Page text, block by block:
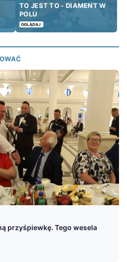
TO JEST TO - DIAMENT W
POLU
OGLĄDAJ
przyśpiewkę. Tego wesela